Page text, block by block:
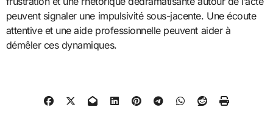
peuvent signaler une impulsivité sous-jacente. Une écoute
attentive et une aide professionnelle peuvent aider à
démêler ces dynamiques.